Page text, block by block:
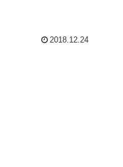
2018.12.24